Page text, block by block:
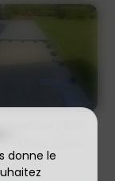
donne le
sur plots
Mont Saint